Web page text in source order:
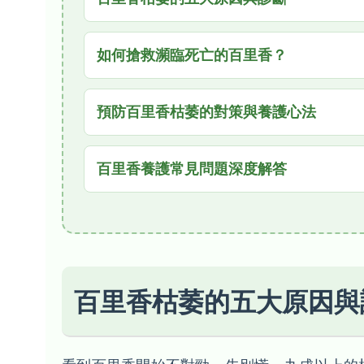
如何搶救瀕臨死亡的百里香？
預防百里香枯萎的對策與養護心法
百里香養護常見問題深度解答
百里香枯萎的五大原因